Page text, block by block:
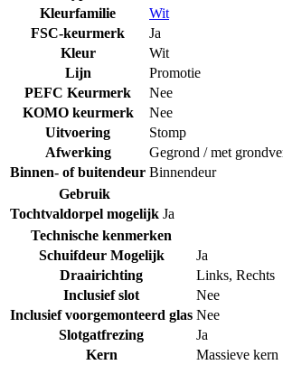
Kleurfamilie
Wit
FSC-keurmerk
Ja
Kleur
Wit
Lijn
Promotie
PEFC Keurmerk
Nee
KOMO keurmerk
Nee
Uitvoering
Stomp
Afwerking
Gegrond / met
Binnen- of buitendeur Binnendeur
Gebruik
Tochtvaldorpel mogelijk Ja
Technische kenmerken
Schuifdeur Mogelijk
Ja
Draairichting
Links, Rechts
Inclusief slot
Nee
Inclusief voorgemonteerd glas Nee
Slotgatfrezing
Ja
Kern
Massieve kern